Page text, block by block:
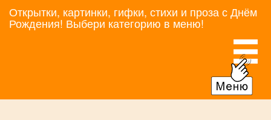
Открытки, картинки, гифки, стихи и проза с Днём
Рождения! Выбери категорию в меню!